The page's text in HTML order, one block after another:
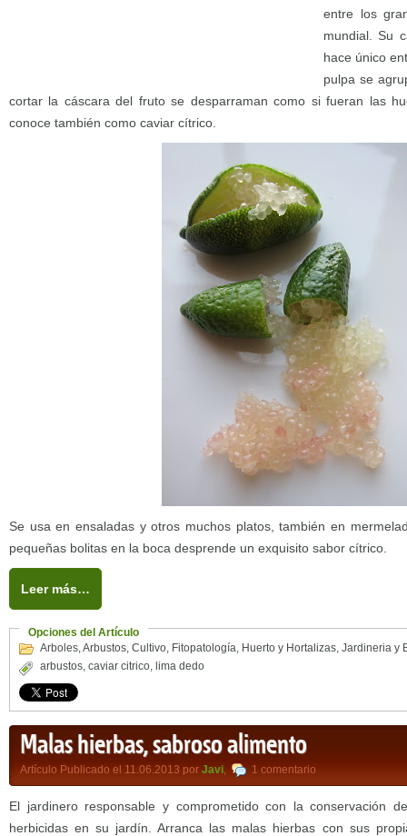
entre los
mundial. Su
hace único
pulpa se
cortar la cáscara del fruto se desparraman como si fueran las
conoce también como caviar cítrico.
Se usa en ensaladas y otros muchos platos, también en
pequeñas bolitas en la boca desprende un exquisito sabor cítrico.
Leer más…
Opciones del Artículo
Arboles,Arbustos, Cultivo, Fitopatología, Huerto y Hortalizas, Jardineria y
arbustos, caviar citrico, lima dedo
Malas hierbas, sabroso alimento
Artículo Publicado el 11.06.2013 por Javi, 1 comentario
El jardinero responsable y comprometido con la conservación
herbicidas en su jardín. Arranca las malas hierbas con sus